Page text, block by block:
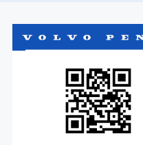
Onderdelen
Bedrijfsvaart
Onderdelen